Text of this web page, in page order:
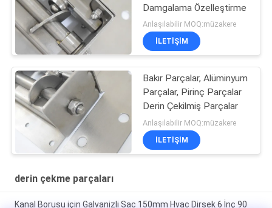
Damgalama Özelleştirme
Anlaşılabilir MOQ:müzakere
İLETIŞIM
Bakır Parçalar, Alüminyum
Parçalar, Pirinç Parçalar
Derin Çekilmiş Parçalar
Anlaşılabilir MOQ:müzakere
İLETIŞIM
derin çekme parçaları
Kanal Borusu için Galvanizli Sac 150mm Hvac Dirsek 6 İnç 90